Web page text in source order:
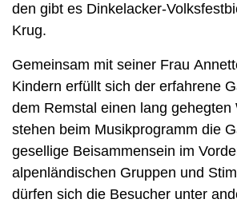
den gibt es Dinkelacker-
Krug.
Gemeinsam mit seiner Frau
Kindern erfüllt sich der erfahrene
dem Remstal einen lang gehegten
stehen beim Musikprogramm die
gesellige Beisammensein im
alpenländischen Gruppen und
dürfen sich die Besucher unter